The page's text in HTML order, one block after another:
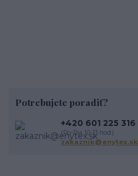
Potrebujete poradiť?
+420 601 225 316
(Po-Pia 10-13 hod.)
zakaznik@enytex.sk